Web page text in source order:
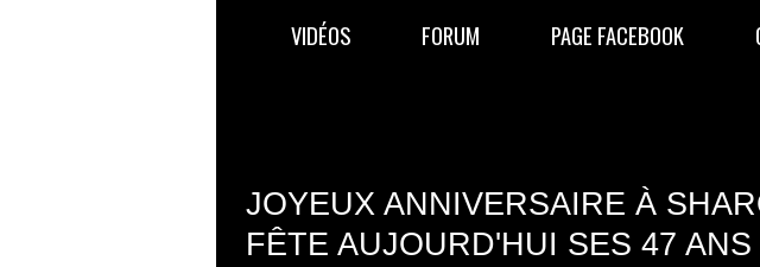
VIDÉOS FORUM PAGE FACEBOOK
JOYEUX ANNIVERSAIRE À
FÊTE AUJOURD'HUI SES 47 ANS